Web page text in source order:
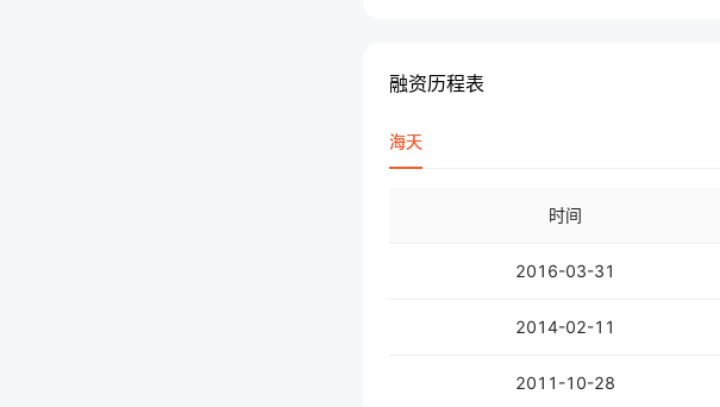
融资历程表
海天
时间
2016-03-31
2014-02-11
2011-10-28